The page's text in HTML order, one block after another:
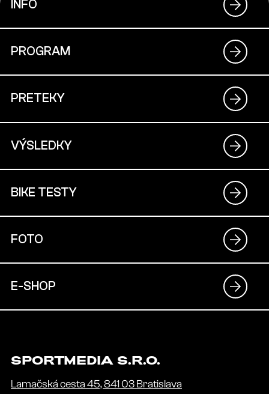
INFO
PROGRAM
PRETEKY
VÝSLEDKY
BIKE TESTY
FOTO
E-SHOP
SPORTMEDIA S.R.O.
Lamačská cesta 45, 841 03 Bratislava